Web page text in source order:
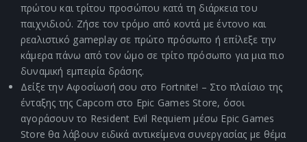
πρώτου και τρίτου προσώπου κατά τη διάρκεια του
παιχνιδιού. Ζήσε τον τρόμο από κοντά με έντονο και
ρεαλιστικό gameplay σε πρώτο πρόσωπο ή επίλεξε την
κάμερα πάνω από τον ώμο σε τρίτο πρόσωπο για μια πιο
δυναμική εμπειρία δράσης.
Δείξε την Αφοσίωσή σου στο Fortnite! – Στο πλαίσιο της
ένταξης της Capcom στο Epic Games Store, όσοι
αγοράσουν το Resident Evil Requiem μέσω Epic Games
Store θα λάβουν ειδικά αντικείμενα συνεργασίας με θέμα